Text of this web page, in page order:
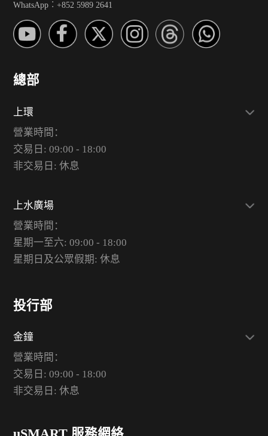
WhatsApp︰+852 5989 2641
總部
上環
營業時間：
交易日: 09:00 - 18:00
非交易日: 休息
上水廣場
營業時間：
星期一至六: 09:00 - 18:00
星期日及公眾假期: 休息
投行部
金鐘
營業時間：
交易日: 09:00 - 18:00
非交易日: 休息